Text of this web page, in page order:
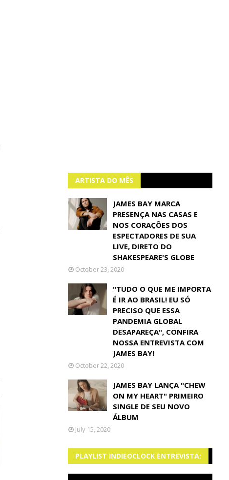
ARTISTA DO MÊS
JAMES BAY MARCA
PRESENÇA NAS CASAS E
NOS CORAÇÕES DOS
ESPECTADORES DE SUA
LIVE, DIRETO DO
SHAKESPEARE'S GLOBE
October 23, 2020
"TUDO O QUE ME IMPORTA
É IR AO BRASIL! EU SÓ
PRECISO QUE ESSA
PANDEMIA GLOBAL
DESAPAREÇA", CONFIRA
NOSSA ENTREVISTA COM
JAMES BAY!
October 22, 2020
JAMES BAY LANÇA "CHEW
ON MY HEART" PRIMEIRO
SINGLE DE SEU NOVO
ÁLBUM
July 15, 2020
PLAYLIST INDIEOCLOCK ENTREVISTA: